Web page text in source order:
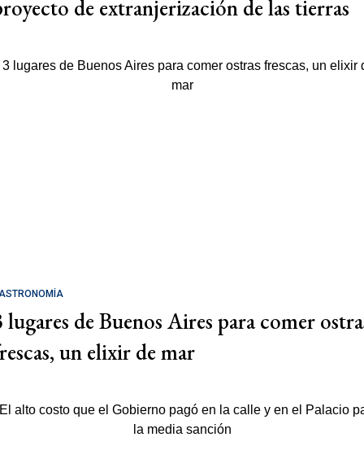
de extranjerización de las tierras
lugares de Buenos Aires para comer
un elixir de mar